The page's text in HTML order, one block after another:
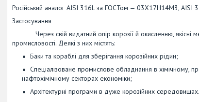
Російський аналог AISI 316L за ГОСТом — 03Х17Н14М3,
Застосування
Через свій видатний опір корозії й окисленню, якісні
промисловості. Деякі з них містять:
Баки та кораблі для зберігання корозійних рідин;
Спеціалізоване промислове обладнання в хімічному,
нафтохімічному секторах економіки;
Архітектурні програми в дуже корозійних середовищах.